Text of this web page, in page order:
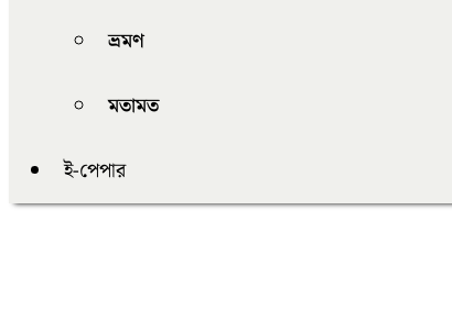
ভ্রমণ
মতামত
ই-পেপার